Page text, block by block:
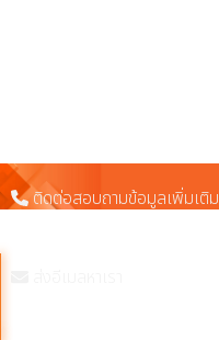
ติดต่อสอบถามข้อมูลเพิ่มเติม